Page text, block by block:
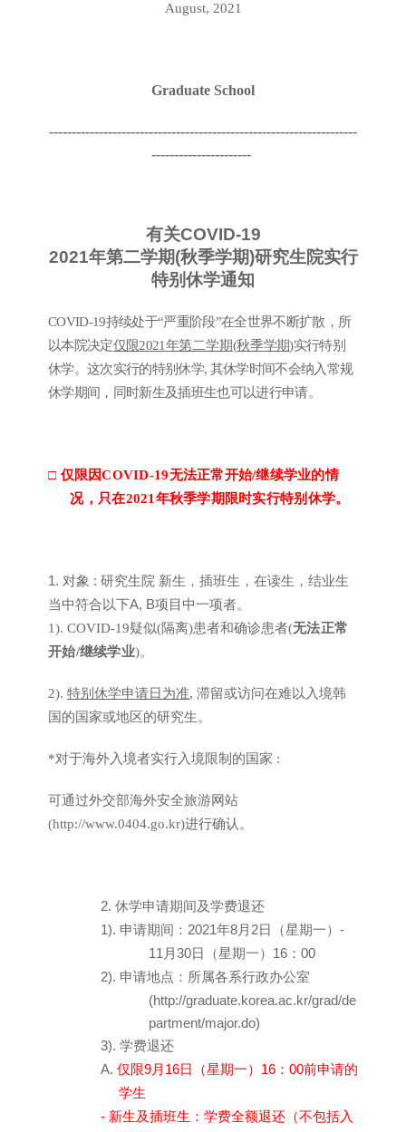
August, 2021
Graduate School
--------------------------------------------------------------------
----------------------
有关COVID-19
2021年第二学期(秋季学期)研究生院实行
特别休学通知
COVID-19持续处于“严重阶段”在全世界不断扩散 ， 所
以本院决定仅限2021年第二学期(秋季学期)实行特别
休学。这次实行的特别休学, 其休学时间不会纳入常规
休学期间 ， 同时新生及插班生也可以进行申请。
□ 仅限因COVID-19无法正常开始/继续学业的情
况， 只在2021年秋季学期限时实行特别休学。
1. 对象 : 研究生院 新生 ， 插班生 ， 在读生 ， 结业生
当中符合以下A, B项目中一项者。
1). COVID-19疑似(隔离)患者和确诊患者(无法正常
开始/继续学业)。
2). 特别休学申请日为准, 滞留或访问在难以入境韩
国的国家或地区的研究生。
*对于海外入境者实行入境限制的国家 :
可通过外交部海外安全旅游网站
(http://www.0404.go.kr)进行确认。
2. 休学申请期间及学费退还
1). 申请期间 ： 2021年8月 2日 （星期一） -
11 月30日 （星期一） 16 ：00
2). 申请地点 ： 所属各系行政办公室
(http://graduate.korea.ac.kr/grad/de
partment/major.do)
3). 学费退还
A. 仅限9月 16日 （星期一） 16： 00前申请的
学生
- 新生及插班生 ： 学费全额退还（不包括入